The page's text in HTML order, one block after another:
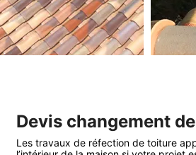
Devis changement
Les travaux de réfection de toiture